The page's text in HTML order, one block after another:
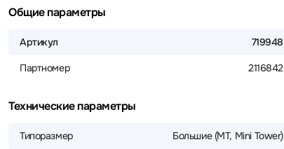
Общие параметры
Артикул 719948
Партномер 2116842
Технические параметры
Типоразмер Большие (MT, Mini Tower)